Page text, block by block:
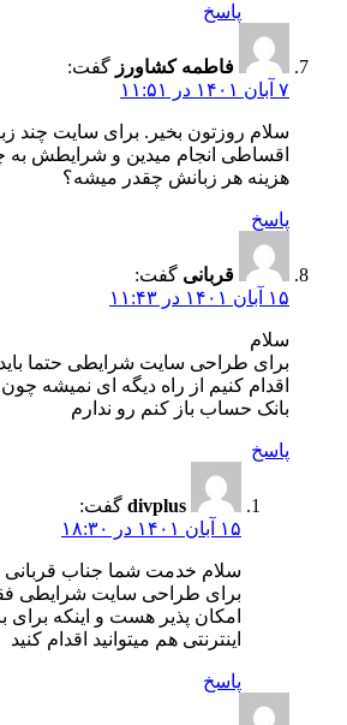
پاسخ
فاطمه کشاورز گفت:
۷ آبان ۱۴۰۱ در ۱۱:۵۱
سلام روزتون بخیر. برای سایت چند
اقساطی انجام میدین و شرایطش
هزینه هر زبانش چقدر میشه؟
پاسخ
قربانی گفت:
۱۵ آبان ۱۴۰۱ در ۱۱:۴۳
سلام
برای طراحی سایت شرایطی حتما
اقدام کنیم از راه دیگه ای نمیشه
بانک حساب باز کنم رو ندارم
پاسخ
divplus گفت:
۱۵ آبان ۱۴۰۱ در ۱۸:۳۰
سلام خدمت شما جناب قربانی
برای طراحی سایت شرایطی
امکان پذیر هست و اینکه
اینترنتی هم میتوانید اقدام کنید
پاسخ